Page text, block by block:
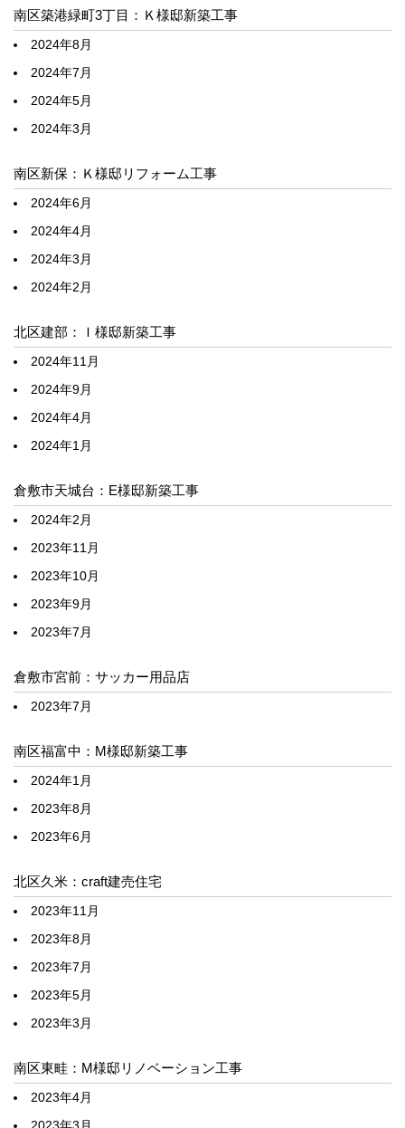
南区築港緑町3丁目：Ｋ様邸新築工事
2024年8月
2024年7月
2024年5月
2024年3月
南区新保：Ｋ様邸リフォーム工事
2024年6月
2024年4月
2024年3月
2024年2月
北区建部：Ｉ様邸新築工事
2024年11月
2024年9月
2024年4月
2024年1月
倉敷市天城台：E様邸新築工事
2024年2月
2023年11月
2023年10月
2023年9月
2023年7月
倉敷市宮前：サッカー用品店
2023年7月
南区福富中：M様邸新築工事
2024年1月
2023年8月
2023年6月
北区久米：craft建売住宅
2023年11月
2023年8月
2023年7月
2023年5月
2023年3月
南区東畦：M様邸リノベーション工事
2023年4月
2023年3月